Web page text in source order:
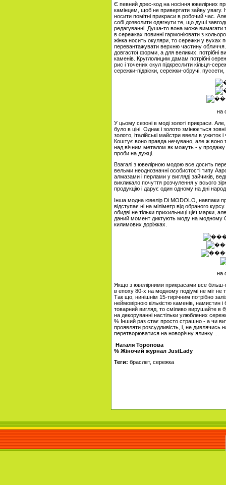
Є певний дрес-код на носіння ювелірних
камінцем, щоб не привертати зайву увагу.
носити помітні прикраси в робочий час.
собі дозволити одягнути те, що душі
редагуванні. Душа-то вона може вимагати
в сережках повинні гармоніювати з
жінка носить окуляри, то сережки у вухах
перевантажувати верхню частину
довгастої форми, а для великих, потрібні
каменів. Круглолицим дамам потрібні
рис і точених скул підкреслити кільця-
сережки-підвіски, сережки-обручі,
на
У цьому сезоні в моді золоті прикраси.
було в ціні. Однак і золото змінюється
золото, італійські майстри ввели в ужиток
Коштує воно правда нечувано, але ж воно
над вічним металом як можуть - у продажу
проби на дужці.
Взагалі з ювелірною модою все досить
вельми неоднозначні особистості типу
алмазами і перлами у вигляді зайчиків,
викликало почуття розчулення у всього
продукцію і дарує один одному на дні
Інша модна ювелір Di MODOLO, навпаки
відступає ні на міліметр від обраного
обидві не тільки прихильниці цієї марки,
даний момент диктують моду на модному
килимових доріжках.
на
Якщо з ювелірними прикрасами все
в епоху 80-х на модному подіумі не міг не
Так що, нинішнім 15-тирічним потрібно
неймовірною кількістю каменів, намистин
товарний вигляд, то сміливо вирушайте в
на декоруванні настільки улюблених
% Інший раз стає просто страшно - а чи
проявляти розсудливість, і, не дивлячись
перетворюватися на новорічну ялинку ...
Наталя Торопова
% Жіночий журнал JustLady
Теги: браслет, сережка